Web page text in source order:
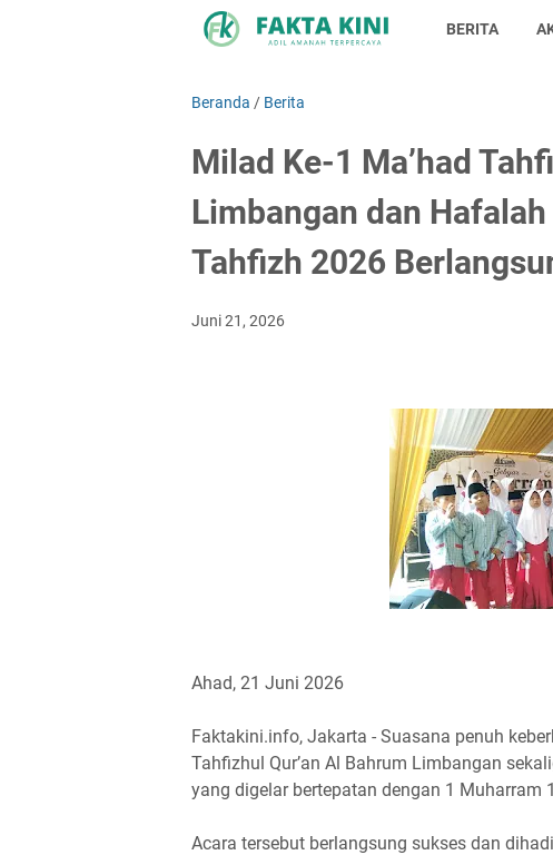
BERITA
Beranda / Berita
Milad Ke-1 Ma’had
Limbangan dan
Tahfizh 2026
Juni 21, 2026
Ahad, 21 Juni 2026
Faktakini.info, Jakarta - Suasana penuh
Tahfizhul Qur’an Al Bahrum Limbangan
yang digelar bertepatan dengan 1 Muharram
Acara tersebut berlangsung sukses dan